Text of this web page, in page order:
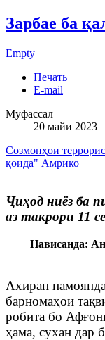
Зарбае ба
Empty
Печать
E-mail
Муфассал
20 майи 2023
Созмонҳои
қоида" Амрико
Ҷиҳод ниёз ба
аз такрори 11
Нависанда:
Ахиран
барномаҳои
робита бо
ҳама, сухан дар